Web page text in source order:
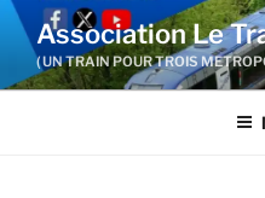
Aller
contenu
Association Le
( UN TRAIN POUR TROIS